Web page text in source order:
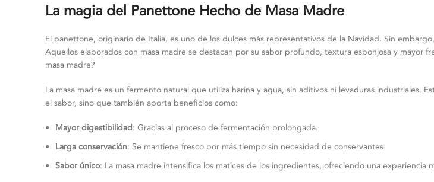
La magia del Panettone Hecho de Masa Madre
El panettone, originario de Italia, es uno de los dulces más representativos de la Navidad. Sin
Aquellos elaborados con masa madre se destacan por su sabor profundo, textura esponjosa y mayor
masa madre?
La masa madre es un fermento natural que utiliza harina y agua, sin aditivos ni levaduras industriales.
el sabor, sino que también aporta beneficios como:
Mayor digestibilidad: Gracias al proceso de fermentación prolongada.
Larga conservación: Se mantiene fresco por más tiempo sin necesidad de conservantes.
Sabor único: La masa madre intensifica los matices de los ingredientes, ofreciendo una experiencia